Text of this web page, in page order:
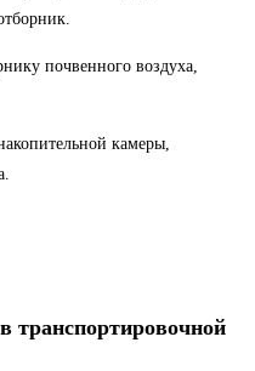
почвенного воздуха,
камеры,
транспортировочной